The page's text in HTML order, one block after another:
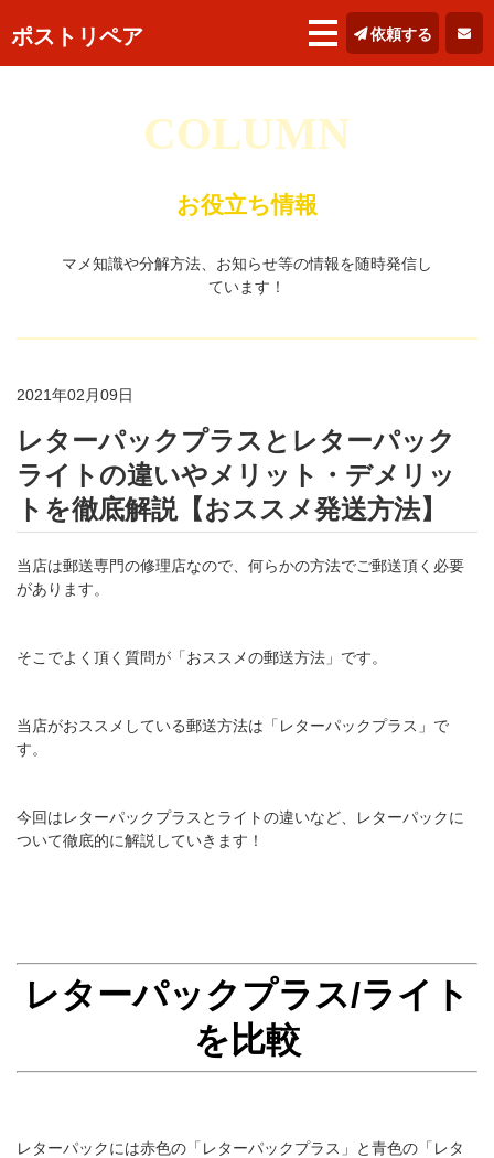
ポストリペア 依頼する
COLUMN
お役立ち情報
マメ知識や分解方法、お知らせ等の情報を随時発信し
ています！
2021年02月09日
レターパックプラスとレターパック
ライトの違いやメリット・デメリッ
トを徹底解説【おススメ発送方法】
当店は郵送専門の修理店なので、何らかの方法でご郵送頂く必要
があります。
そこでよく頂く質問が「おススメの郵送方法」です。
当店がおススメしている郵送方法は「レターパックプラス」で
す。
今回はレターパックプラスとライトの違いなど、レターパックに
ついて徹底的に解説していきます！
レターパックプラス/ライト
を比較
レターパックには赤色の「レターパックプラス」と青色の「レタ